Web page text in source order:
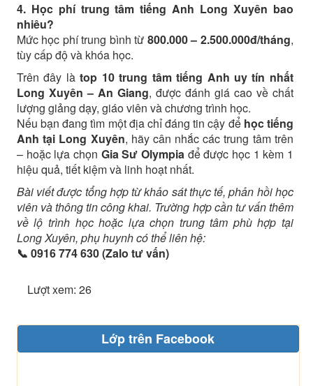
4. Học phí trung tâm tiếng Anh Long Xuyên bao
nhiêu?
Mức học phí trung bình từ 800.000 – 2.500.000đ/tháng,
tùy cấp độ và khóa học.
Trên đây làtop 10 trung tâm tiếng Anh uy tín nhất
Long Xuyên – An Giang, được đánh giá cao về chất
lượng giảng dạy, giáo viên và chương trình học.
Nếu bạn đang tìm một địa chỉ đáng tin cậy để học tiếng
Anh tại Long Xuyên, hãy cân nhắc các trung tâm trên
– hoặc lựa chọn Gia Sư Olympiađể được học 1 kèm 1
hiệu quả, tiết kiệm và linh hoạt nhất.
Bài viết được tổng hợp từ khảo sát thực tế, phản hồi học
viên và thông tin công khai. Trường hợp cần tư vấn thêm
về lộ trình học hoặc lựa chọn trung tâm phù hợp tại
Long Xuyên, phụ huynh có thể liên hệ:
📞 0916 774 630 (Zalo tư vấn)
Lượt xem: 26
Lớp trên Facebook